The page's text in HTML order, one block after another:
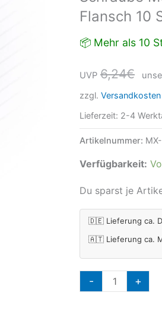
Flansch 10
📦 Mehr als 10
UVP 6,24€
zzgl. Versandkosten
Lieferzeit: 2-4
Artikelnummer:
Verfügbarkeit:
Du sparst je
🇩🇪 Lieferung ca.
🇦🇹 Lieferung ca.
-
Style
10
Stück
Menge
+